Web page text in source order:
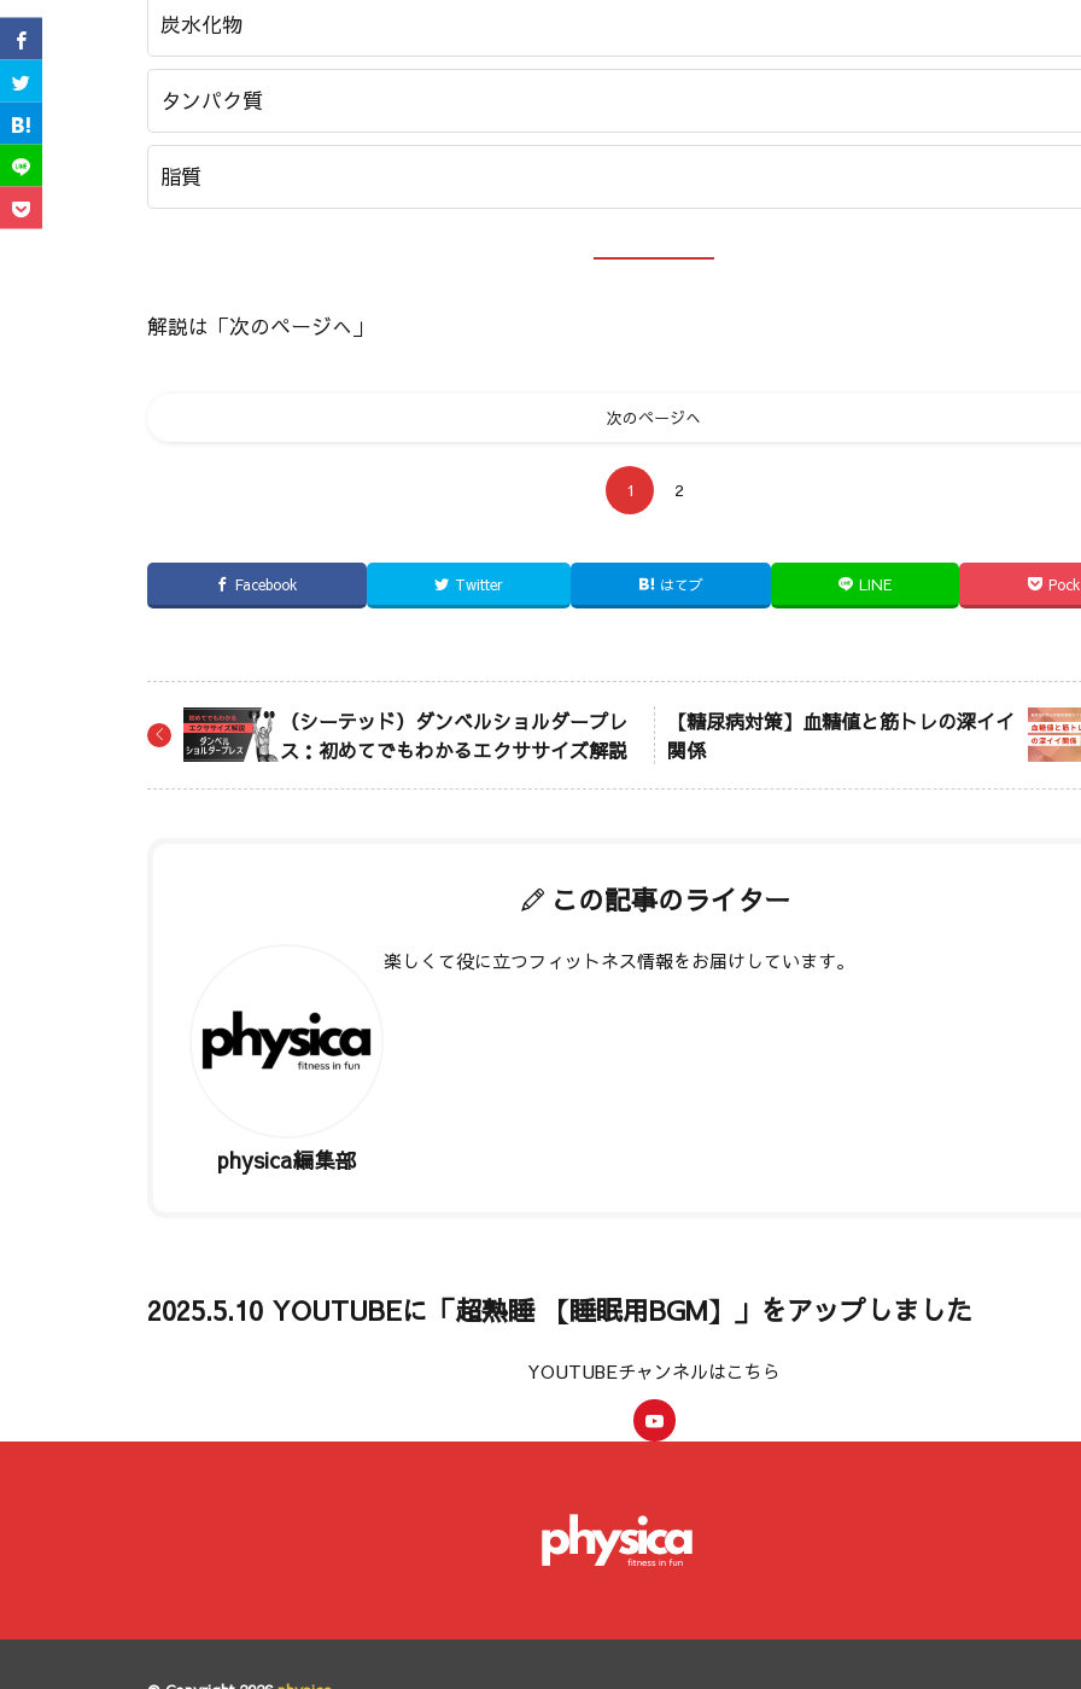
炭水化物
タンパク質
脂質
解説は「次のページへ」
次のページへ
1 2
Facebook Twitter はてブ LINE
（シーテッド）ダンベルショルダープレ
ス：初めてでもわかるエクササイズ解説
【糖尿病対策】血糖値と筋トレの深イイ
関係
この記事のライター
physica編集部
楽しくて役に立つフィットネス情報をお届けしています。
2025.5.10 YOUTUBEに「超熟睡 【睡眠用BGM】」をアップしました
YOUTUBEチャンネルはこちら